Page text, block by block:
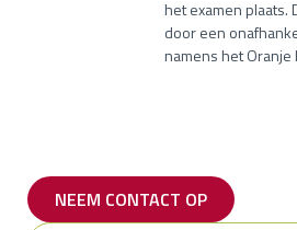
het examen plaats.
door een
namens het Oranje
NEEM CONTACT OP